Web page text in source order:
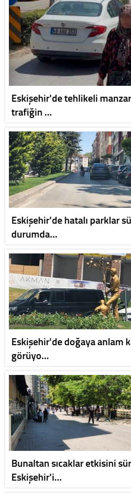
Eskişehir'de tehlikeli
trafiğin …
Eskişehir'de hatalı parklar
durumda…
Eskişehir'de doğaya anlam
görüyo…
Bunaltan sıcaklar etkisini
Eskişehir'i…